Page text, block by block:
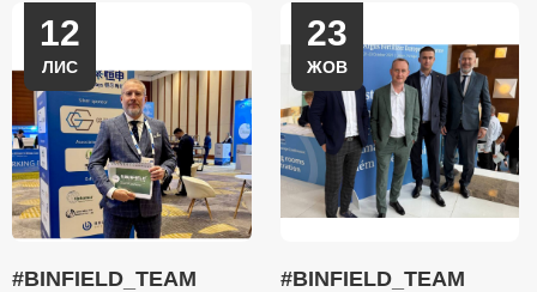
12
ЛИС
#BINFIELD_TEAM
23
ЖОВ
#BINFIELD_TEAM